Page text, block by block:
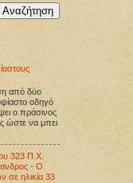
από δύο
οδηγό
ο πράσινος
ώστε να μπει
323 Π.Χ.
- Ο
σε ηλικία 33